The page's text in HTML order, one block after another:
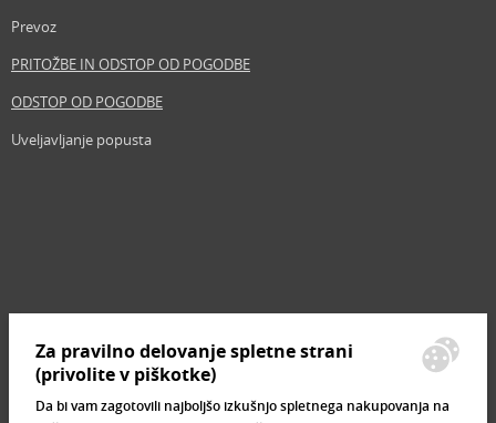
Prevoz
PRITOŽBE IN ODSTOP OD POGODBE
ODSTOP OD POGODBE
Uveljavljanje popusta
Znamke, ki se prodajajo
Za pravilno delovanje spletne strani
(privolite v piškotke)
Da bi vam zagotovili najboljšo izkušnjo spletnega nakupovanja na